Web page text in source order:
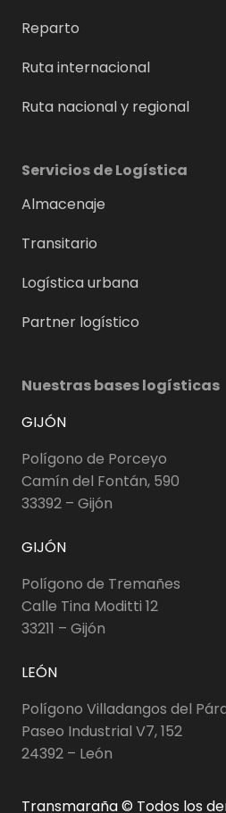
Reparto
Ruta internacional
Ruta nacional y regional
Servicios de Logística
Almacenaje
Transitario
Logística urbana
Partner logístico
Nuestras bases logísticas
GIJÓN
Polígono de Porceyo
Camín del Fontán, 590
33392 – Gijón
GIJÓN
Polígono de Tremañes
Calle Tina Moditti 12
33211 – Gijón
LEÓN
Polígono Villadangos del
Paseo Industrial V7, 152
24392 – León
Transmaraña © Todos los